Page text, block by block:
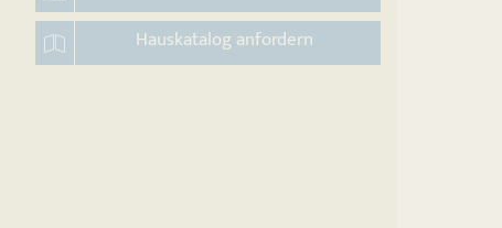
Hauskatalog anfordern